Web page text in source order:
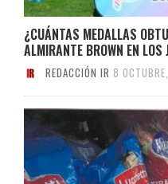
¿CUÁNTAS MEDALLAS
ALMIRANTE BROWN EN LOS
REDACCIÓN IR 8